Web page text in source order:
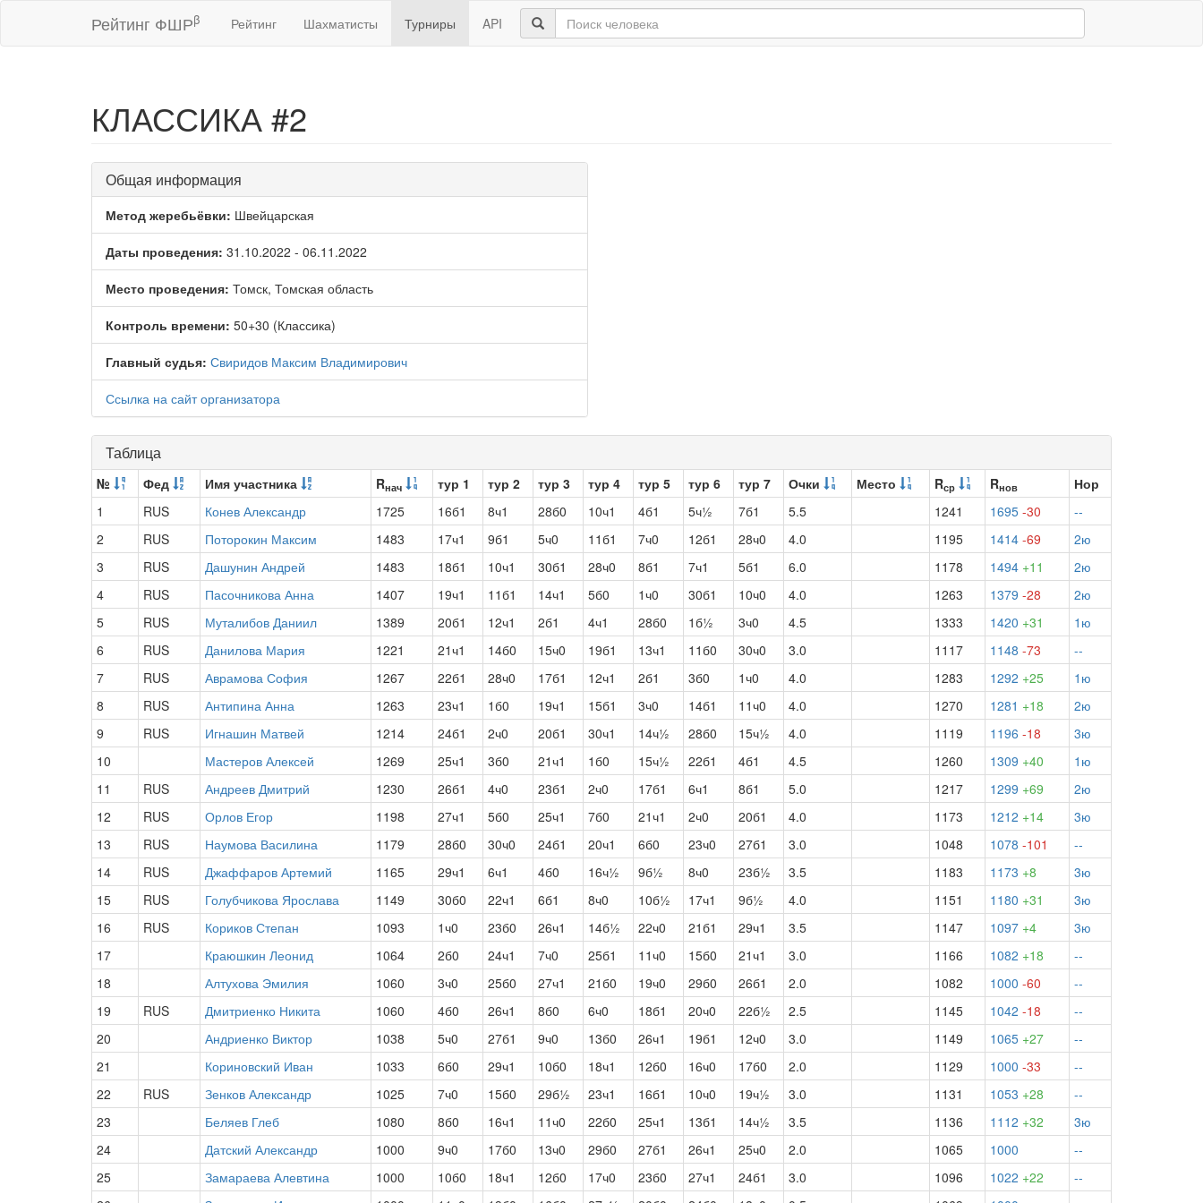
Рейтинг ФШРβ Рейтинг Шахматисты Турниры API
КЛАССИКА #2
Общая информация
Метод жеребьёвки: Швейцарская
Даты проведения: 31.10.2022 - 06.11.2022
Место проведения: Томск, Томская область
Контроль времени: 50+30 (Классика)
Главный судья: Свиридов Максим Владимирович
Ссылка на сайт организатора
Таблица
№ Фед Имя участника Rнач тур 1 тур 2 тур 3 тур 4 тур 5 тур 6 тур 7 Очки Место Rср Rнов
Нор
1
RUS Конев Александр 1725 16б1 8ч1 28б0 10ч1 4б1 5ч½ 7б1 5.5 1241 1695 -30
--
2
RUS Поторокин Максим 1483 17ч1 9б1 5ч0 11б1 7ч0 12б1 28ч0 4.0 1195 1414 -69
2ю
3
RUS Дашунин Андрей 1483 18б1 10ч1 30б1 28ч0 8б1 7ч1 5б1 6.0 1178 1494 +11
2ю
4
RUS Пасочникова Анна 1407 19ч1 11б1 14ч1 5б0 1ч0 30б1 10ч0 4.0 1263 1379 -28
2ю
5
RUS Муталибов Даниил 1389 20б1 12ч1 2б1 4ч1 28б0 1б½ 3ч0 4.5 1333 1420 +31
1ю
6
RUS Данилова Мария 1221 21ч1 14б0 15ч0 19б1 13ч1 11б0 30ч0 3.0 1117 1148 -73
--
7
RUS Аврамова София 1267 22б1 28ч0 17б1 12ч1 2б1 3б0 1ч0 4.0 1283 1292 +25
1ю
8
RUS Антипина Анна 1263 23ч1 1б0 19ч1 15б1 3ч0 14б1 11ч0 4.0 1270 1281 +18
2ю
9
RUS Игнашин Матвей 1214 24б1 2ч0 20б1 30ч1 14ч½ 28б0 15ч½ 4.0 1119 1196 -18
3ю
10
Мастеров Алексей 1269 25ч1 3б0 21ч1 1б0 15ч½ 22б1 4б1 4.5 1260 1309 +40
1ю
11
RUS Андреев Дмитрий 1230 26б1 4ч0 23б1 2ч0 17б1 6ч1 8б1 5.0 1217 1299 +69
2ю
12
RUS Орлов Егор 1198 27ч1 5б0 25ч1 7б0 21ч1 2ч0 20б1 4.0 1173 1212 +14
3ю
13
RUS Наумова Василина 1179 28б0 30ч0 24б1 20ч1 6б0 23ч0 27б1 3.0 1048 1078 -101
--
14
RUS Джаффаров Артемий 1165 29ч1 6ч1 4б0 16ч½ 9б½ 8ч0 23б½ 3.5 1183 1173 +8
3ю
15
RUS Голубчикова Ярослава 1149 30б0 22ч1 6б1 8ч0 10б½ 17ч1 9б½ 4.0 1151 1180 +31
3ю
16
RUS Кориков Степан 1093 1ч0 23б0 26ч1 14б½ 22ч0 21б1 29ч1 3.5 1147 1097 +4
3ю
17
Краюшкин Леонид 1064 2б0 24ч1 7ч0 25б1 11ч0 15б0 21ч1 3.0 1166 1082 +18
--
18
Алтухова Эмилия 1060 3ч0 25б0 27ч1 21б0 19ч0 29б0 26б1 2.0 1082 1000 -60
--
19
RUS Дмитриенко Никита 1060 4б0 26ч1 8б0 6ч0 18б1 20ч0 22б½ 2.5 1145 1042 -18
--
20
Андриенко Виктор 1038 5ч0 27б1 9ч0 13б0 26ч1 19б1 12ч0 3.0 1149 1065 +27
--
21
Кориновский Иван 1033 6б0 29ч1 10б0 18ч1 12б0 16ч0 17б0 2.0 1129 1000 -33
--
22
RUS Зенков Александр 1025 7ч0 15б0 29б½ 23ч1 16б1 10ч0 19ч½ 3.0 1131 1053 +28
--
23
Беляев Глеб 1080 8б0 16ч1 11ч0 22б0 25ч1 13б1 14ч½ 3.5 1136 1112 +32
3ю
24
Датский Александр 1000 9ч0 17б0 13ч0 29б0 27б1 26ч1 25ч0 2.0 1065 1000
--
25
Замараева Алевтина 1000 10б0 18ч1 12б0 17ч0 23б0 27ч1 24б1 3.0 1096 1022 +22
--